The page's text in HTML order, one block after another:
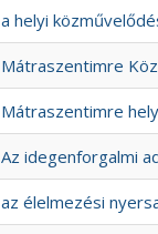
a helyi
Mátraszentimre
Mátraszentimre
Az idegenforgalmi
az élelmezési